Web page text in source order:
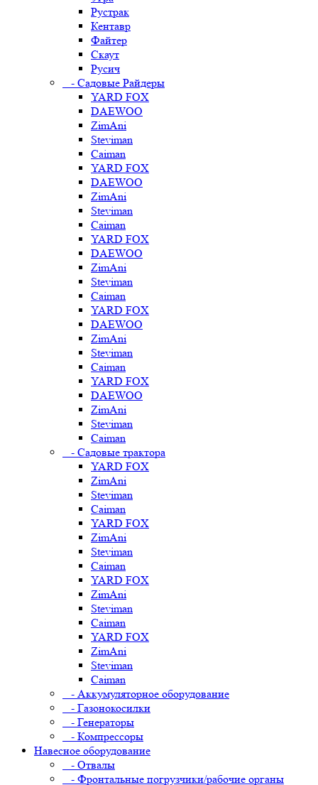
Рустрак
Кентавр
Файтер
Скаут
Русич
- Садовые Райдеры
YARD FOX
DAEWOO
ZimAni
Steviman
Caiman
YARD FOX
DAEWOO
ZimAni
Steviman
Caiman
YARD FOX
DAEWOO
ZimAni
Steviman
Caiman
YARD FOX
DAEWOO
ZimAni
Steviman
Caiman
YARD FOX
DAEWOO
ZimAni
Steviman
Caiman
- Садовые трактора
YARD FOX
ZimAni
Steviman
Caiman
YARD FOX
ZimAni
Steviman
Caiman
YARD FOX
ZimAni
Steviman
Caiman
YARD FOX
ZimAni
Steviman
Caiman
- Аккумуляторное оборудование
- Газонокосилки
- Генераторы
- Компрессоры
Навесное оборудование
- Отвалы
- Фронтальные погрузчики/рабочие органы